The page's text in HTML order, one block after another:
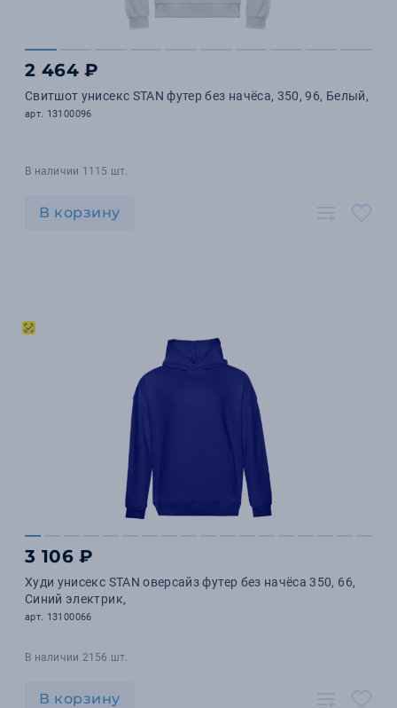
2 464 ₽
Свитшот унисекс STAN футер без начёса, 350, 96, Белый,
арт. 13100096
В наличии 1115 шт.
В корзину
3 106 ₽
Худи унисекс STAN оверсайз футер без начёса 350, 66,
Синий электрик,
арт. 13100066
В наличии 2156 шт.
В корзину